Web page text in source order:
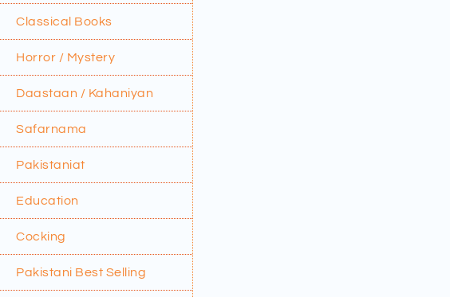
Classical Books
Horror / Mystery
Daastaan / Kahaniyan
Safarnama
Pakistaniat
Education
Cocking
Pakistani Best Selling